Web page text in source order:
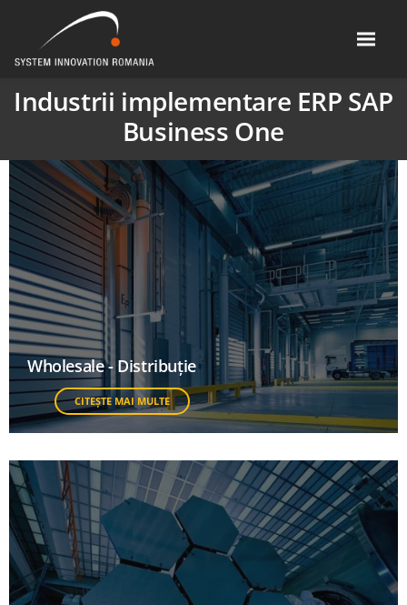
Industrii implementare ERP SAP
Business One
Wholesale - Distribuție
CITEȘTE MAI MULTE